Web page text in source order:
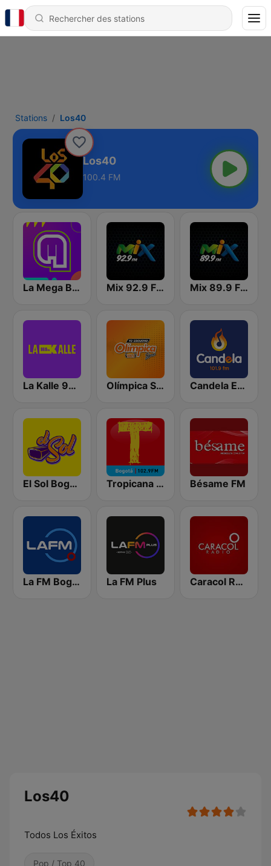
Stations Los40
Los40
100.4 FM
La Mega Bogotá Mix 92.9 FM Bogotá Mix 89.9 FM Medellin
La Kalle 96.9 FM Olímpica Stereo Bogotá 105.9 FM Candela Estereo 101.9 FM
El Sol Bogotá Tropicana Bogotá Bésame FM
La FM Bogotá La FM Plus Caracol Radio
Los40
Todos Los Éxitos
Pop / Top 40